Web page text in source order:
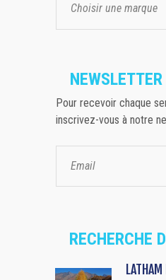
Choisir une marque
NEWSLETTER
Pour recevoir chaque
inscrivez-vous à notre
RECHERCHE
LATHAM